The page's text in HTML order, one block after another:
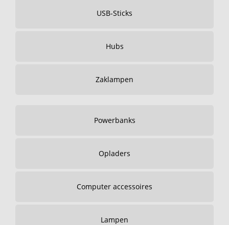
USB-Sticks
Hubs
Zaklampen
Powerbanks
Opladers
Computer accessoires
Lampen